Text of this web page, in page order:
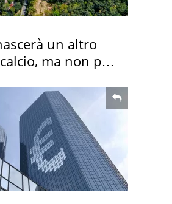
un altro
ma non per